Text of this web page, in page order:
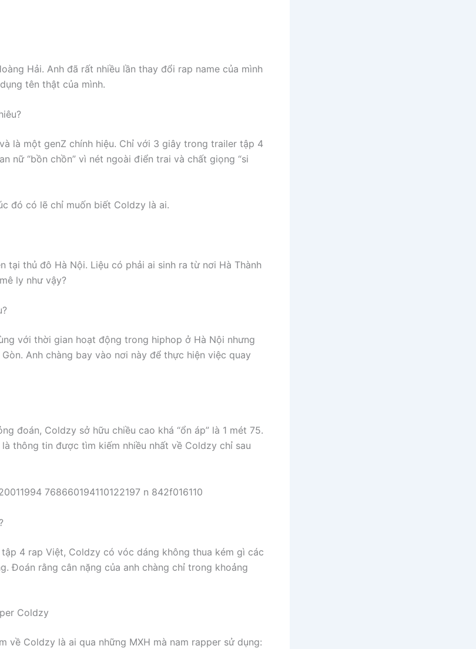
Hải. Anh đã rất nhiều lần thay đổi rap name của mình
tên thật của mình.
là một genZ chính hiệu. Chỉ với 3 giây trong trailer tập 4
nữ “bồn chồn” vì nét ngoài điển trai và chất giọng “si
đó có lẽ chỉ muốn biết Coldzy là ai.
tại thủ đô Hà Nội. Liệu có phải ai sinh ra từ nơi Hà Thành
ly như vậy?
với thời gian hoạt động trong hiphop ở Hà Nội nhưng
Anh chàng bay vào nơi này để thực hiện việc quay
đoán, Coldzy sở hữu chiều cao khá “ổn áp” là 1 mét 75.
thông tin được tìm kiếm nhiều nhất về Coldzy chỉ sau
4 rap Việt, Coldzy có vóc dáng không thua kém gì các
Đoán rằng cân nặng của anh chàng chỉ trong khoảng
Coldzy
về Coldzy là ai qua những MXH mà nam rapper sử dụng: